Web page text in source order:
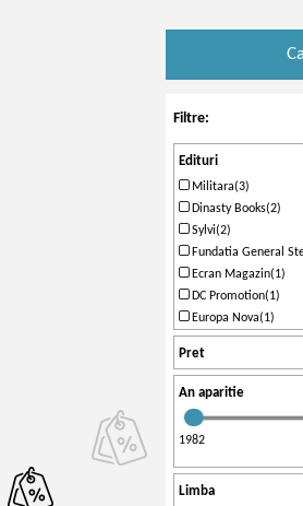
Filtre:
Edituri
Militara(3)
Dinasty Books(2)
Sylvi(2)
Fundatia General
Ecran Magazin(1)
DC Promotion(1)
Europa Nova(1)
Pret
An aparitie
1982
Limba